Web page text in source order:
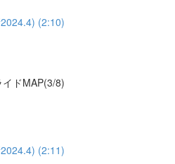
(2:10)
ドMAP(3/8)
(2:11)